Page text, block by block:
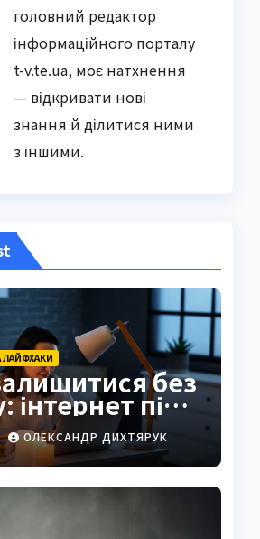
головний редактор
інформаційного порталу
t-v.te.ua, моє натхнення
— відкривати нові
знання й ділитися ними
з іншими.
ЛАЙФХАКИ
без
інтернет під
світла
ОЛЕКСАНДР ДИХТЯРУК